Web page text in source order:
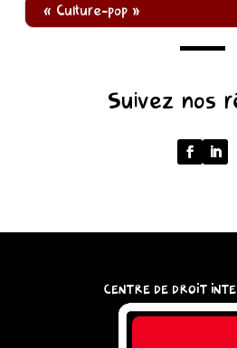
« Culture-pop »
Suivez nos
CENTRE DE DROIT